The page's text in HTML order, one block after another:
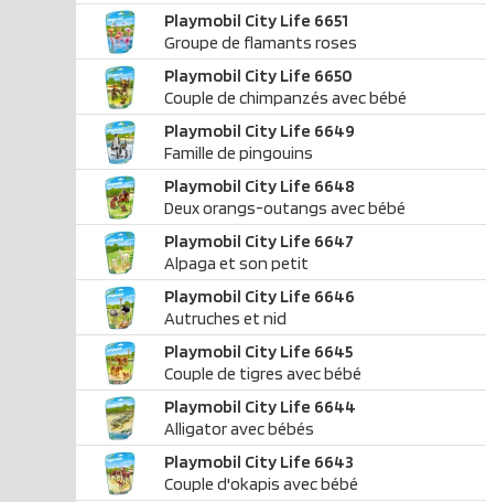
Playmobil City Life 6651
Groupe de flamants roses
Playmobil City Life 6650
Couple de chimpanzés avec bébé
Playmobil City Life 6649
Famille de pingouins
Playmobil City Life 6648
Deux orangs-outangs avec bébé
Playmobil City Life 6647
Alpaga et son petit
Playmobil City Life 6646
Autruches et nid
Playmobil City Life 6645
Couple de tigres avec bébé
Playmobil City Life 6644
Alligator avec bébés
Playmobil City Life 6643
Couple d'okapis avec bébé